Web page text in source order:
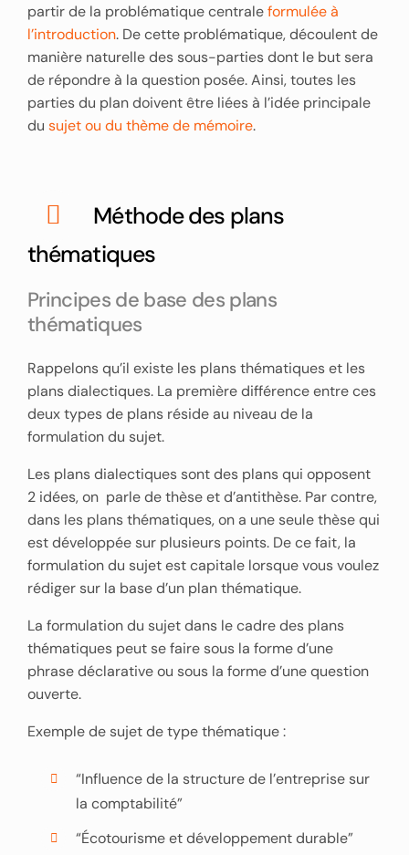
partir de la problématique centraleformulée à
l’introduction. De cette problématique, découlent de
manière naturelle des sous-parties dont le but sera
de répondre à la question posée. Ainsi, toutes les
parties du plan doivent être liées à l’idée principale
du sujet ou du thème de mémoire.
Méthode des plans
thématiques
Principes de base des plans
thématiques
Rappelons qu’il existe les plans thématiques et les
plans dialectiques. La première différence entre ces
deux types de plans réside au niveau de la
formulation du sujet.
Les plans dialectiques sont des plans qui opposent
2 idées, on parle de thèse et d’antithèse. Par contre,
dans les plans thématiques, on a une seule thèse qui
est développée sur plusieurs points. De ce fait, la
formulation du sujet est capitale lorsque vous voulez
rédiger sur la base d’un plan thématique.
La formulation du sujet dans le cadre des plans
thématiques peut se faire sous la forme d’une
phrase déclarative ou sous la forme d’une question
ouverte.
Exemple de sujet de type thématique :
“Influence de la structure de l’entreprise sur
la comptabilité”
“Écotourisme et développement durable”